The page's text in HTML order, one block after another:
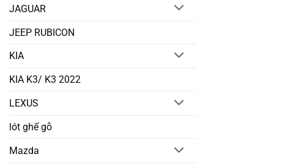
JAGUAR
JEEP RUBICON
KIA
KIA K3/ K3 2022
LEXUS
lót ghế gỗ
Mazda